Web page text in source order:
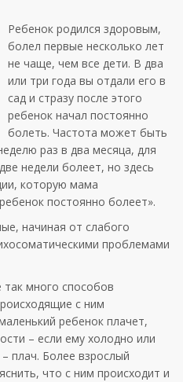
Ребенок родился здоровым,
болел первые несколько лет
не чаще, чем все дети. В два
или три года вы отдали его в
сад и стразу после этого
ребенок начал постоянно
болеть. Частота может быть
раз в два месяца, для
недели болеет, но здесь
которую мама
постоянно болеет».
начиная от слабого
проблемами
много способов
с ним
ребенок плачет,
– если ему холодно или
плач. Более взрослый
что с ним происходит и